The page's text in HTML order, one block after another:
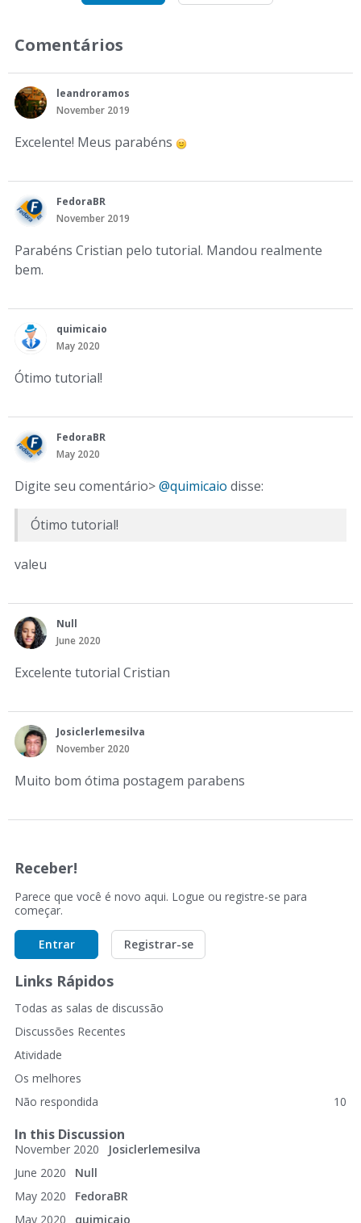
Comentários
leandroramos
November 2019
Excelente! Meus parabéns
FedoraBR
November 2019
Parabéns Cristian pelo tutorial. Mandou realmente
bem.
quimicaio
May 2020
Ótimo tutorial!
FedoraBR
May 2020
Digite seu comentário>@quimicaio disse:
Ótimo tutorial!
valeu
Null
June 2020
Excelente tutorial Cristian
Josiclerlemesilva
November 2020
Muito bom ótima postagem parabens
Receber!
Parece que você é novo aqui. Logue ou registre-se para
começar.
Entrar Registrar-se
Links Rápidos
Todas as salas de discussão
Discussões Recentes
Atividade
Os melhores
Não respondida
10
In this Discussion
November 2020
Josiclerlemesilva
June 2020
Null
May 2020
FedoraBR
May 2020
quimicaio